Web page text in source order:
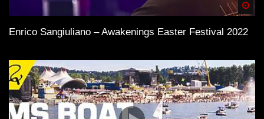
Enrico Sangiuliano – Awakenings Easter Festival 2022